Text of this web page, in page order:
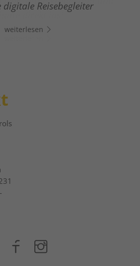
chatte direkt los!
digitale Reisebegleiter
weiterlesen